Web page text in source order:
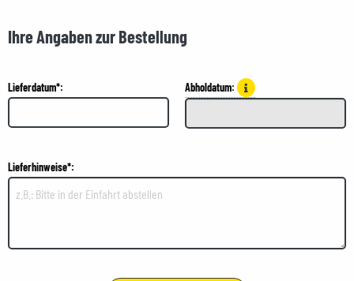
Ihre Angaben zur Bestellung
Lieferdatum*: Abholdatum:
Lieferhinweise*: